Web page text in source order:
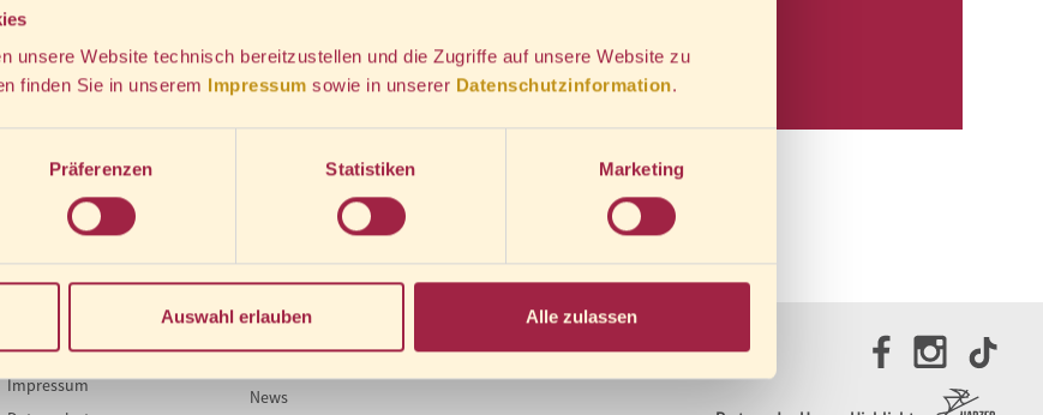
unsere Website technisch bereitzustellen und die Zugriffe auf unsere Website zu
finden Sie in unserem Impressum sowie in unserer Datenschutzinformation.
Präferenzen Statistiken Marketing
Auswahl erlauben Alle zulassen
*inkl. MwSt., zzgl.Versandkosten
Dampfzug" • in verschiedenen Farben und Größen verfügbar
Rechtliches
AGB
Datenschutz
Impressum
Rechtliches
Impressum
Presse
News